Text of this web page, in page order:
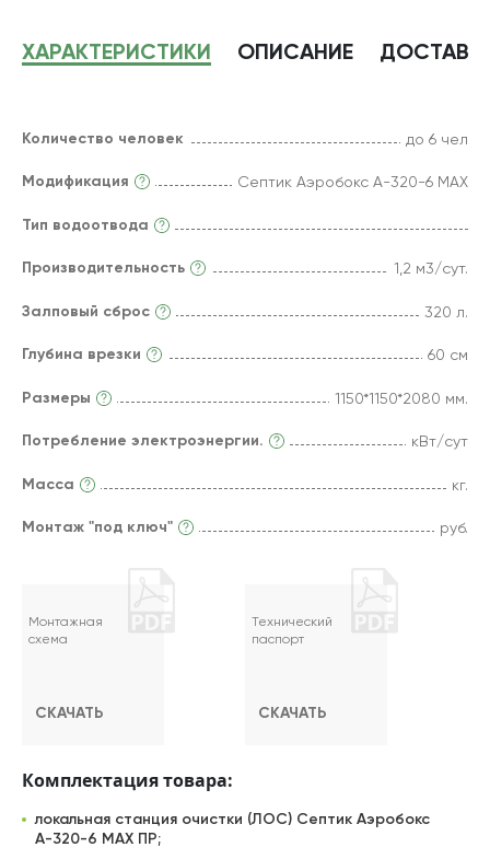
ХАРАКТЕРИСТИКИ ОПИСАНИЕ
Количество человек до 6 чел
Модификация Септик Аэробокс А-320-6 MAX
Тип водоотвода
Производительность 1,2 м3/сут.
Залповый сброс 320 л.
Глубина врезки 60 см
Размеры 1150*1150*2080 мм.
Потребление электроэнергии. кВт/сут
Масса кг.
Монтаж "под ключ" руб.
Монтажная
схема
СКАЧАТЬ
Технический
паспорт
СКАЧАТЬ
Комплектация товара:
локальная станция очистки (ЛОС) Септик Аэробокс
А-320-6 MAX ПР;